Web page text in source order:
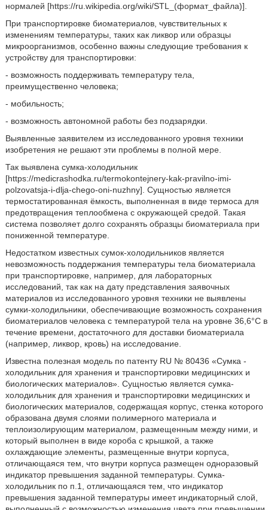
нормалей [https://ru.wikipedia.org/wiki/STL_(формат_файла)].
При транспортировке биоматериалов, чувствительных к
изменениям температуры, таких как ликвор или образцы
микроорганизмов, особенно важны следующие требования к
устройству для транспортировки:
- возможность поддерживать температуру тела,
преимущественно человека;
- мобильность;
- возможность автономной работы без подзарядки.
Выявленные заявителем из исследованного уровня техники
изобретения не решают эти проблемы в полной мере.
Так выявлена сумка-холодильник
[https://medicrashodka.ru/termokontejnery-kak-pravilno-imi-
polzovatsja-i-dlja-chego-oni-nuzhny]. Сущностью является
термостатированная ёмкость, выполненная в виде термоса для
предотвращения теплообмена с окружающей средой. Такая
система позволяет долго сохранять образцы биоматериала при
пониженной температуре.
Недостатком известных сумок-холодильников является
невозможность поддержания температуры тела биоматериала
при транспортировке, например, для лабораторных
исследований, так как на дату представления заявочных
материалов из исследованного уровня техники не выявлены
сумки-холодильники, обеспечивающие возможность сохранения
биоматериалов человека с температурой тела на уровне 36,6°С в
течение времени, достаточного для доставки биоматериала
(например, ликвор, кровь) на исследование.
Известна полезная модель по патенту RU № 80436 «Сумка -
холодильник для хранения и транспортировки медицинских и
биологических материалов». Сущностью является сумка-
холодильник для хранения и транспортировки медицинских и
биологических материалов, содержащая корпус, стенка которого
образована двумя слоями полимерного материала и
теплоизолирующим материалом, размещенным между ними, и
который выполнен в виде короба с крышкой, а также
охлаждающие элементы, размещенные внутри корпуса,
отличающаяся тем, что внутри корпуса размещен одноразовый
индикатор превышения заданной температуры. Сумка-
холодильник по п.1, отличающаяся тем, что индикатор
превышения заданной температуры имеет индикаторный слой,